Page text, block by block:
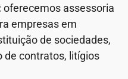
oferecemos assessoria
empresas em
de sociedades,
de contratos, litígios